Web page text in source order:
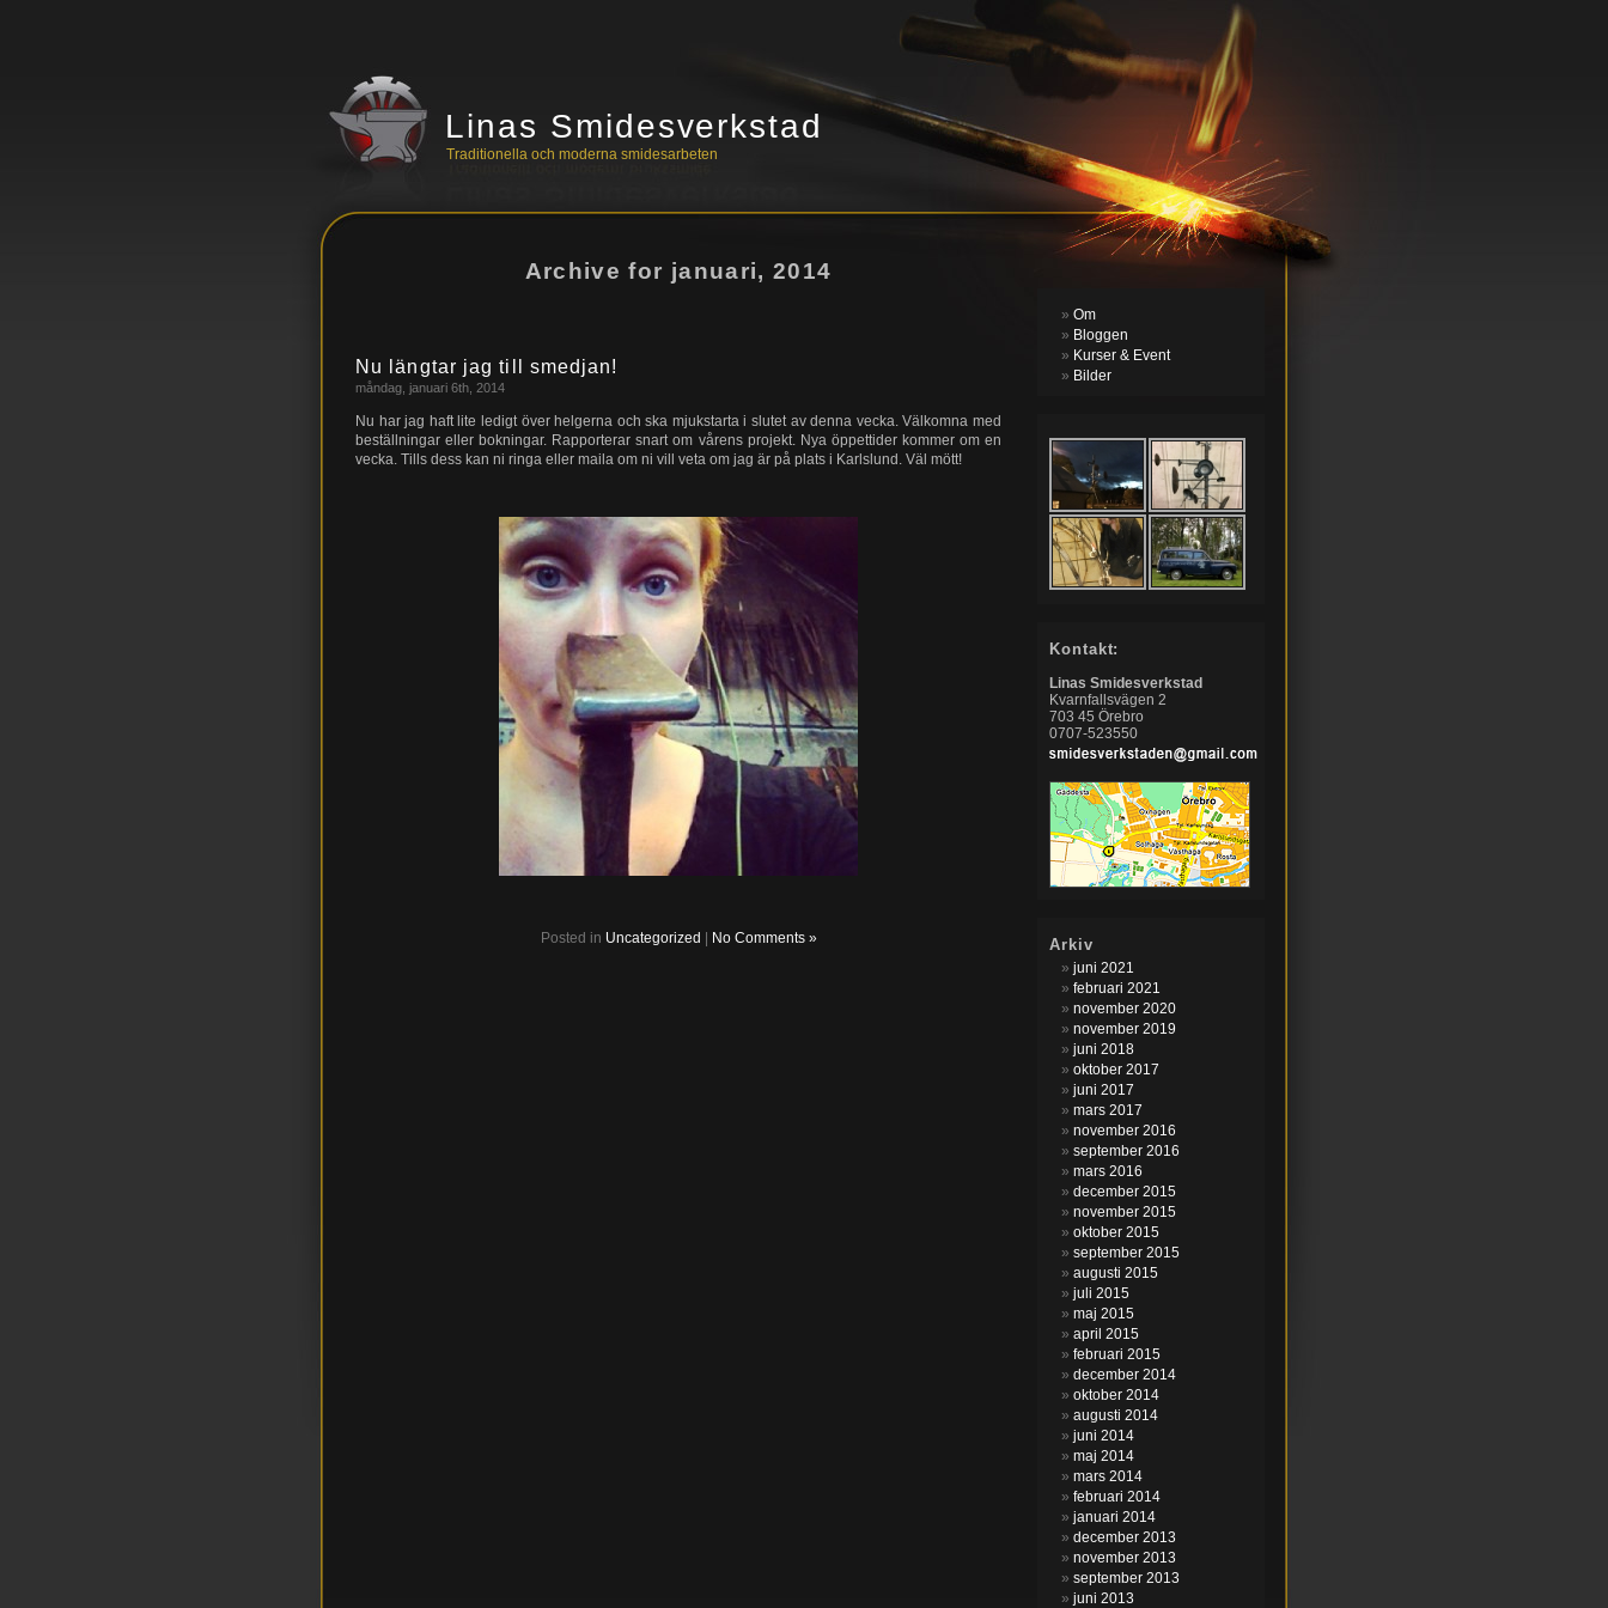
Linas Smidesverkstad
Traditionella och moderna smidesarbeten
Archive for januari, 2014
Nu längtar jag till smedjan!
måndag, januari 6th, 2014
Nu har jag haft lite ledigt över helgerna och ska mjukstarta i slutet av denna vecka. Välkomna med
beställningar eller bokningar. Rapporterar snart om vårens projekt. Nya öppettider kommer om en
vecka. Tills dess kan ni ringa eller maila om ni vill veta om jag är på plats i Karlslund. Väl mött!
Posted in Uncategorized No Comments »
Om
Bloggen
Kurser & Event
Bilder
Kontakt:
Linas Smidesverkstad
Kvarnfallsvägen 2
703 45 Örebro
0707-523550
Arkiv
juni 2021
februari 2021
november 2020
november 2019
juni 2018
oktober 2017
juni 2017
mars 2017
november 2016
september 2016
mars 2016
december 2015
november 2015
oktober 2015
september 2015
augusti 2015
juli 2015
maj 2015
april 2015
februari 2015
december 2014
oktober 2014
augusti 2014
juni 2014
maj 2014
mars 2014
februari 2014
januari 2014
december 2013
november 2013
september 2013
juni 2013